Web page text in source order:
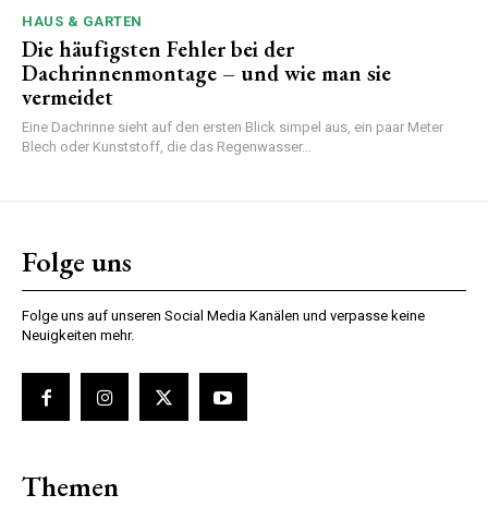
HAUS & GARTEN
Die häufigsten Fehler bei der
Dachrinnenmontage – und wie man sie
vermeidet
Eine Dachrinne sieht auf den ersten Blick simpel aus, ein paar Meter
Blech oder Kunststoff, die das Regenwasser...
Folge uns
Folge uns auf unseren Social Media Kanälen und verpasse keine
Neuigkeiten mehr.
Themen